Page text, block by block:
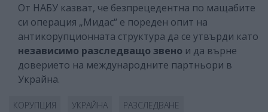
От НАБУ казват, че безпрецедентна по мащабите
си операция „Мидас“ е пореден опит на
антикорупционната структура да се утвърди като
независимо разследващо звено и да върне
доверието на международните партньори в
Украйна.
КОРУПЦИЯ УКРАЙНА РАЗСЛЕДВАНЕ